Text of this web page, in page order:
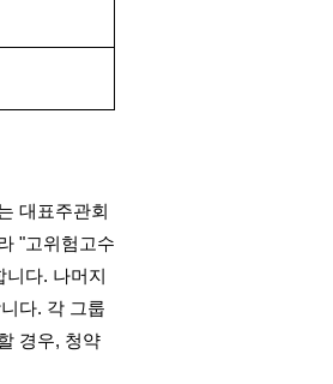
대표주관회
"고위험고수
니다. 나머지
다. 각 그룹
경우, 청약